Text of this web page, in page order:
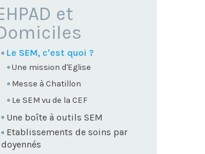
et
Le SEM, c'est quoi ?
Une mission d'Eglise
Messe à Chatillon
Le SEM vu de la CEF
Une boîte à outils SEM
Etablissements de soins par
doyennés